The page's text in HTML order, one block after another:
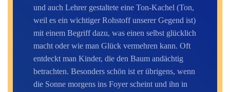
und auch Lehrer gestaltete eine Ton-Kachel (Ton,
weil es ein wichtiger Rohstoff unserer Gegend ist)
mit einem Begriff dazu, was einen selbst glücklich
macht oder wie man Glück vermehren kann. Oft
entdeckt man Kinder, die den Baum andächtig
betrachten. Besonders schön ist er übrigens, wenn
die Sonne morgens ins Foyer scheint und ihn in